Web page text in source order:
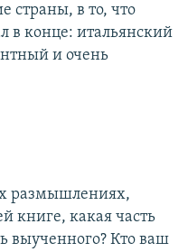
страны, в то, что
в конце: итальянский
и очень
размышлениях,
книге, какая часть
выученного? Кто ваш